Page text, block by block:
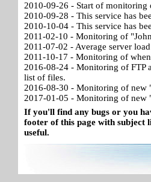
2010-09-26 - Start of monitoring
2010-09-28 - This service has
2010-10-04 - This service has
2011-02-10 - Monitoring of
2011-07-02 - Average server
2011-10-17 - Monitoring of
2016-08-24 - Monitoring of FTP
list of files.
2016-08-30 - Monitoring of new
2017-01-05 - Monitoring of new
If you'll find any bugs or you
footer of this page with
useful.